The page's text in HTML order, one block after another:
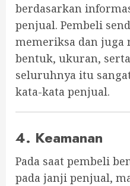
berdasarkan
penjual. Pembeli
memeriksa dan juga
bentuk, ukuran,
seluruhnya itu
kata-kata penjual.
4. Keamanan
Pada saat pembeli
pada janji penjual,